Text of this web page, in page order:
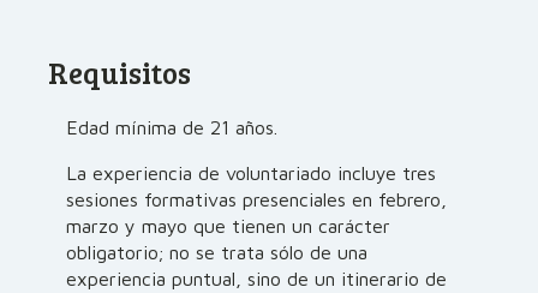
Requisitos
Edad mínima de 21 años.
La experiencia de voluntariado incluye tres
sesiones formativas presenciales en febrero,
marzo y mayo que tienen un carácter
obligatorio; no se trata sólo de una
experiencia puntual, sino de un itinerario de